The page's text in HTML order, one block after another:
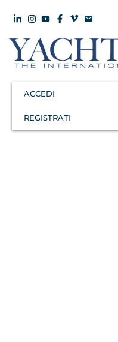
ACCEDI
REGISTRATI